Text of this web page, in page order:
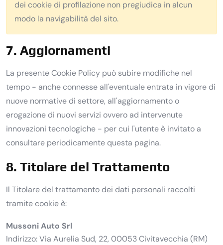
dei cookie di profilazione non pregiudica in alcun
modo la navigabilità del sito.
7. Aggiornamenti
La presente Cookie Policy può subire modifiche nel
tempo - anche connesse all'eventuale entrata in vigore di
nuove normative di settore, all'aggiornamento o
erogazione di nuovi servizi ovvero ad intervenute
innovazioni tecnologiche - per cui l'utente è invitato a
consultare periodicamente questa pagina.
8. Titolare del Trattamento
Il Titolare del trattamento dei dati personali raccolti
tramite cookie è:
Mussoni Auto Srl
Indirizzo: Via Aurelia Sud, 22, 00053 Civitavecchia (RM)